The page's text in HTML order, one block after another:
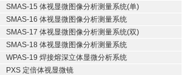
SMAS-15 体视显微图像分析测量系统(单)
SMAS-16 体视显微图像分析测量系统
SMAS-17 体视显微图像分析测量系统(双)
SMAS-18 体视显微图像分析测量系统
WPAS-19 焊接熔深立体显微分析系统
PXS 定倍体视显微镜